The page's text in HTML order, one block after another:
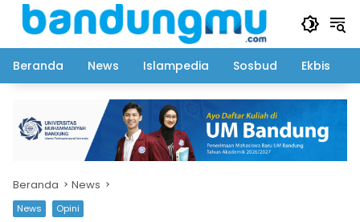
Langsung
Beranda
News Islampedia Sosbud Ekbis
Beranda News
News Opini